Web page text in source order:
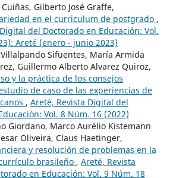
Gilberto José Graffe,
en el curriculum de postgrado ,
del Doctorado en Educación: Vol.
Areté (enero - junio 2023)
Sifuentes, María Armida
Guillermo Alberto Alvarez Quiroz,
y la práctica de los consejos
de caso de las experiencias de
, Areté, Revista Digital del
Vol. 8 Núm. 16 (2022)
Giordano, Marco Aurélio Kistemann
Oliveira, Claus Haetinger,
y resolución de problemas en la
brasileño , Areté, Revista
en Educación: Vol. 9 Núm. 18